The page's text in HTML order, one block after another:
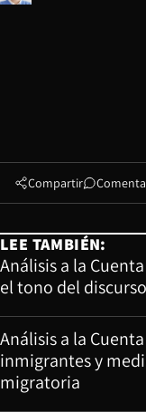
Compartir
LEE TAMBIÉN:
Análisis a la
el tono del
Análisis a la
inmigrantes y
migratoria